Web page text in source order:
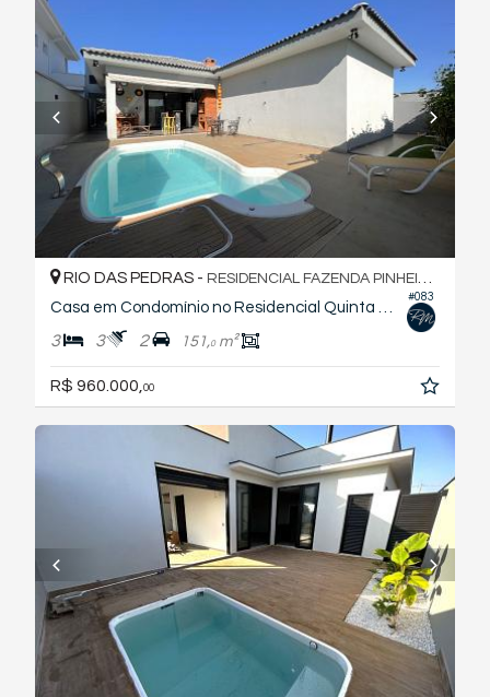
#083
RIO DAS PEDRAS - RESIDENCIAL FAZENDA PINHEIRINHO
3 3 2 151,0m²
R$ 960.000,00